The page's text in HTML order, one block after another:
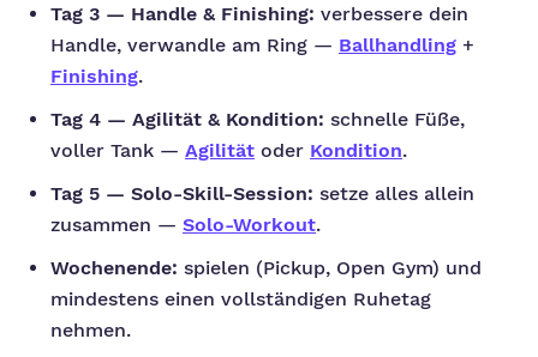
Tag 3 — Handle & Finishing: verbessere dein
Handle, verwandle am Ring — Ballhandling +
Finishing.
Tag 4 — Agilität & Kondition: schnelle Füße,
voller Tank — Agilität oder Kondition.
Tag 5 — Solo-Skill-Session: setze alles allein
zusammen — Solo-Workout.
Wochenende: spielen (Pickup, Open Gym) und
mindestens einen vollständigen Ruhetag
nehmen.